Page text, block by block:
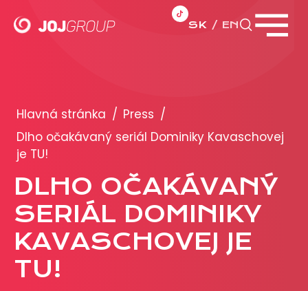
SK EN
Brandy
Produkty
PRODUKCIA
REKLAMA
Viac o reklamných formátoch
Obchodné podmienky
Prezentácia 2026
Hlavná stránka / Press /
Dlho očakávaný seriál Dominiky Kavaschovej
je TU!
DLHO OČAKÁVANÝ
SERIÁL DOMINIKY
KAVASCHOVEJ JE
TU!